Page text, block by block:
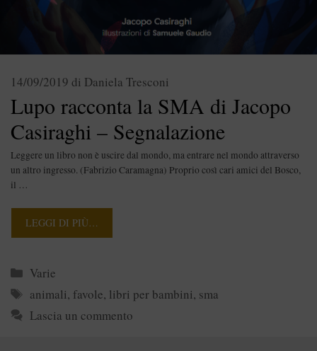
Lupo racconta la SMA di Jacopo
Casiraghi – Segnalazione
14/09/2019 di Daniela Tresconi
Leggere un libro non è uscire dal mondo, ma entrare nel mondo attraverso
un altro ingresso. (Fabrizio Caramagna) Proprio così cari amici del Bosco,
il …
LEGGI DI PIÙ…
Categorie
Varie
Tag
animali, favole, libri per bambini, sma
Lascia un commento